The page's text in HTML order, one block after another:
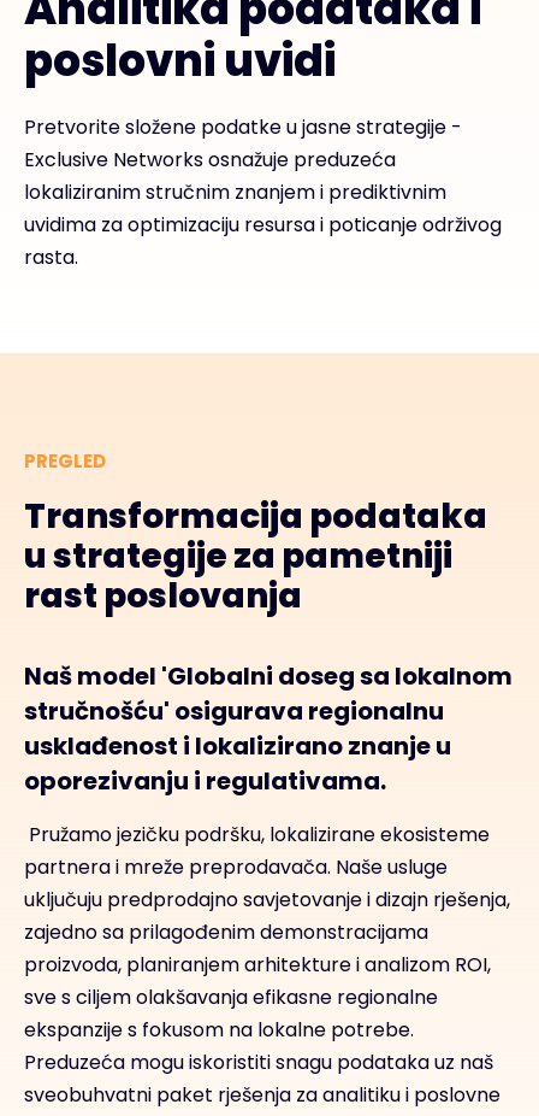
poslovni uvidi
Pretvorite složene podatke u jasne strategije -
Exclusive Networks osnažuje preduzeća
lokaliziranim stručnim znanjem i prediktivnim
uvidima za optimizaciju resursa i poticanje održivog
rasta.
PREGLED
Transformacija podataka
u strategije za pametniji
rast poslovanja
Naš model 'Globalni doseg sa lokalnom
stručnošću' osigurava regionalnu
usklađenost i lokalizirano znanje u
oporezivanju i regulativama.
Pružamo jezičku podršku, lokalizirane ekosisteme
partnera i mreže preprodavača. Naše usluge
uključuju predprodajno savjetovanje i dizajn rješenja,
zajedno sa prilagođenim demonstracijama
proizvoda, planiranjem arhitekture i analizom ROI,
sve s ciljem olakšavanja efikasne regionalne
ekspanzije s fokusom na lokalne potrebe.
Preduzeća mogu iskoristiti snagu podataka uz naš
sveobuhvatni paket rješenja za analitiku i poslovne